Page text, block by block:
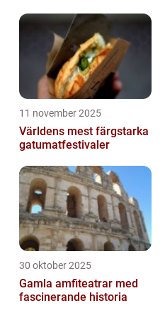
11 november 2025
Världens mest färgstarka
gatumatfestivaler
30 oktober 2025
Gamla amfiteatrar med
fascinerande historia